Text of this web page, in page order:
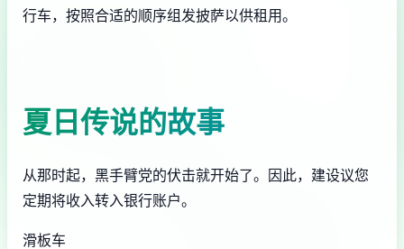
行车，按照合适的顺序组发披萨以供租用。
夏日传说的故事
从那时起，黑手臂党的伏击就开始了。因此，建设议您
定期将收入转入银行账户。
滑板车